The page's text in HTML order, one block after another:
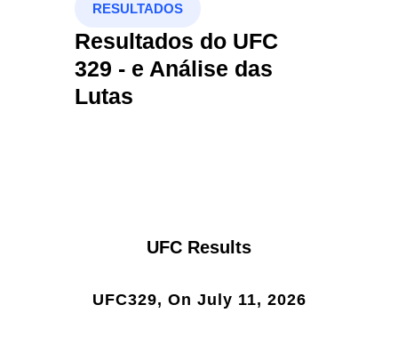
RESULTADOS
Resultados do UFC
329 - e Análise das
Lutas
UFC Results
UFC329, On July 11, 2026